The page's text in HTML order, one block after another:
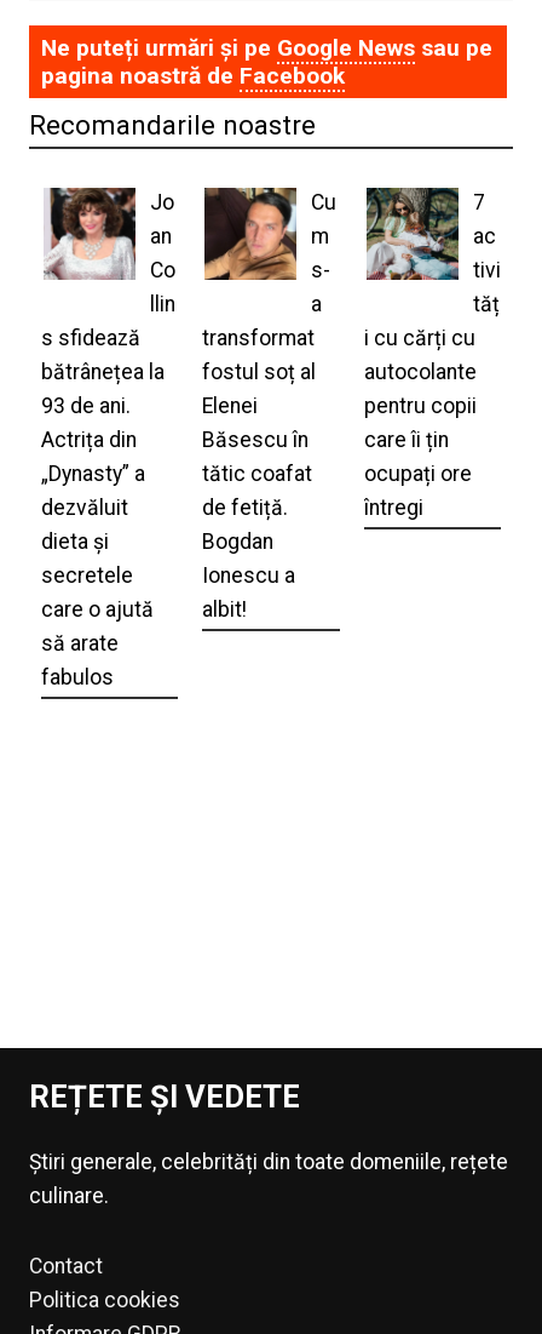
Ne puteți urmări și pe Google Newssau pe
pagina noastră de Facebook
Recomandarile noastre
Jo
an
Co
llin
s sfidează
bătrânețea la
93 de ani.
Actrița din
„Dynasty” a
dezvăluit
dieta și
secretele
care o ajută
să arate
fabulos
Cu
m
s-
a
transformat
fostul soț al
Elenei
Băsescu în
tătic coafat
de fetiță.
Bogdan
Ionescu a
albit!
7
ac
tivi
tăț
i cu cărți cu
autocolante
pentru copii
care îi țin
ocupați ore
întregi
REȚETE ȘI VEDETE
Știri generale, celebrități din toate domeniile, rețete
culinare.
Contact
Politica cookies